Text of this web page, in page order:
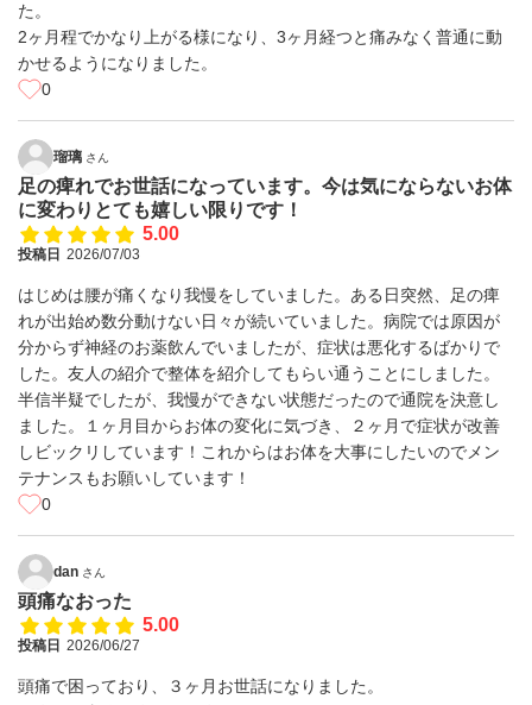
た。
2ヶ月程でかなり上がる様になり、3ヶ月経つと痛みなく普通に動
かせるようになりました。
0
瑠璃 さん
足の痺れでお世話になっています。今は気にならないお体
に変わりとても嬉しい限りです！
5.00
投稿日 2026/07/03
はじめは腰が痛くなり我慢をしていました。ある日突然、足の痺
れが出始め数分動けない日々が続いていました。病院では原因が
分からず神経のお薬飲んでいましたが、症状は悪化するばかりで
した。友人の紹介で整体を紹介してもらい通うことにしました。
半信半疑でしたが、我慢ができない状態だったので通院を決意し
ました。１ヶ月目からお体の変化に気づき、２ヶ月で症状が改善
しビックリしています！これからはお体を大事にしたいのでメン
テナンスもお願いしています！
0
dan さん
頭痛なおった
5.00
投稿日 2026/06/27
頭痛で困っており、３ヶ月お世話になりました。